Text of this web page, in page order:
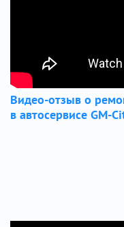
Видео-отзыв о
в автосервисе GM-